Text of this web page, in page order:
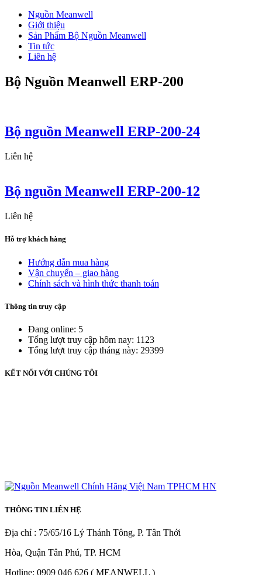
Nguồn Meanwell
Giới thiệu
Sản Phẩm Bộ Nguồn Meanwell
Tin tức
Liên hệ
Bộ Nguồn Meanwell ERP-200
Bộ nguồn Meanwell ERP-200-24
Liên hệ
Bộ nguồn Meanwell ERP-200-12
Liên hệ
Hỗ trợ khách hàng
Hướng dẫn mua hàng
Vận chuyển – giao hàng
Chính sách và hình thức thanh toán
Thông tin truy cập
Đang online: 5
Tổng lượt truy cập hôm nay: 1123
Tổng lượt truy cập tháng này: 29399
KẾT NỐI VỚI CHÚNG TÔI
THÔNG TIN LIÊN HỆ
Địa chỉ : 75/65/16 Lý Thánh Tông, P. Tân Thới
Hòa, Quận Tân Phú, TP. HCM
Hotline: 0909 046 626 ( MEANWELL )